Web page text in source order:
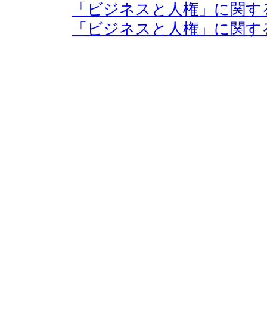
「ビジネスと人権」に関
「ビジネスと人権」に関